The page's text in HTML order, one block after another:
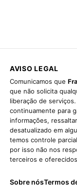
AVISO LEGAL
Comunicamos que
que não solicita
liberação de
continuamente para
informações,
desatualizado em
temos controle
por isso não nos
terceiros e
Sobre nósTermos